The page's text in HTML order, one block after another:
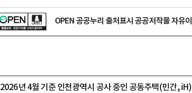
OPEN 공공누리 출처표시 공공저작물 자유
2026년 4월 기준 인천광역시 공사 중인 공동주택(민간,